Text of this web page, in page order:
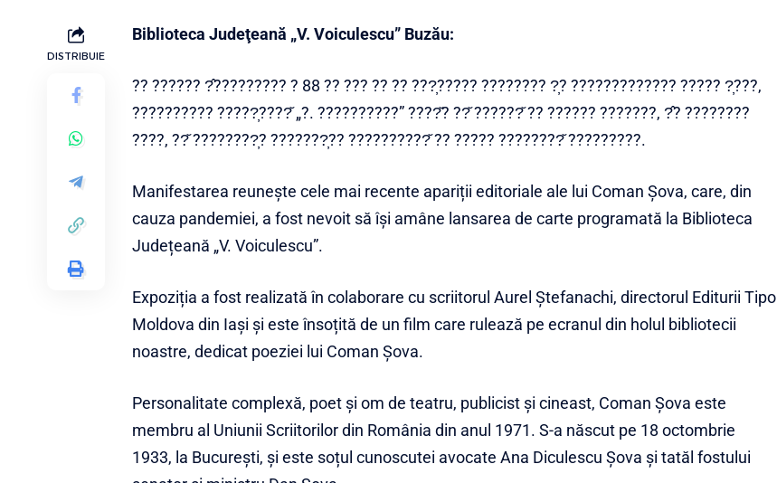
DISTRIBUIE
Biblioteca Judeţeană „V. Voiculescu” Buzău:
?? ?????? ?̂????????? ? 88 ?? ??? ?? ?? ???̦????? ???????? ?̦? ????????????? ????? ?̦???,
?????????? ?????̦????̆ „?. ??????????” ????̆? ??̆ ??????̆ ?? ?????? ???????, ?̂? ????????
????, ??̆ ????????̦? ???????̦?? ??????????̆ ?? ????? ????????̆ ?????????.
Manifestarea reunește cele mai recente apariții editoriale ale lui Coman Șova, care, din
cauza pandemiei, a fost nevoit să își amâne lansarea de carte programată la Biblioteca
Județeană „V. Voiculescu”.
Expoziția a fost realizată în colaborare cu scriitorul Aurel Ștefanachi, directorul Editurii Tipo
Moldova din Iași și este însoțită de un film care rulează pe ecranul din holul bibliotecii
noastre, dedicat poeziei lui Coman Șova.
Personalitate complexă, poet și om de teatru, publicist și cineast, Coman Șova este
membru al Uniunii Scriitorilor din România din anul 1971. S-a născut pe 18 octombrie
1933, la București, și este soțul cunoscutei avocate Ana Diculescu Șova și tatăl fostului